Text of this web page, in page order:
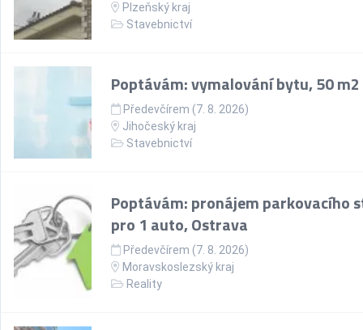
Plzeňský kraj
Stavebnictví
Poptávám: vymalování bytu, 50 m2
Předevčírem (7. 8. 2026)
Jihočeský kraj
Stavebnictví
Poptávám: pronájem parkovacího
pro 1 auto, Ostrava
Předevčírem (7. 8. 2026)
Moravskoslezský kraj
Reality